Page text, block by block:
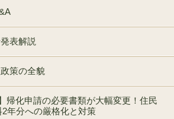
表解説
策の全貌
帰化申請の必要書類が大幅変更！住民
年分への厳格化と対策